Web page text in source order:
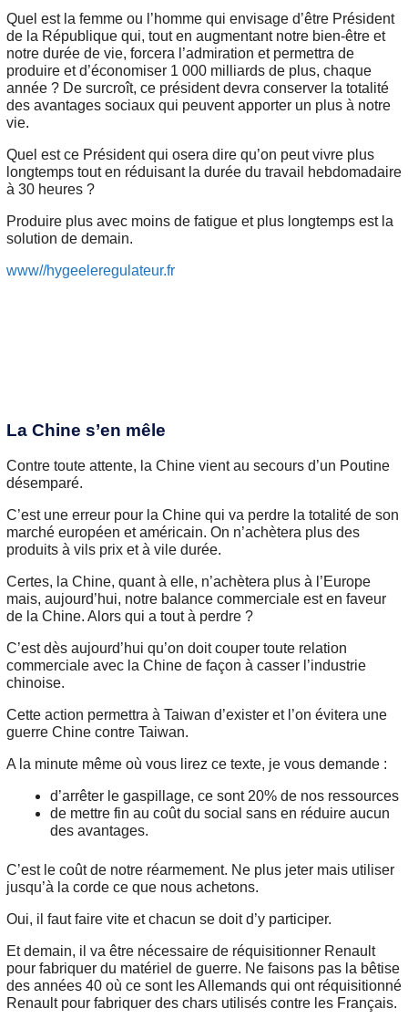
Quel est la femme ou l’homme qui envisage d’être Président
de la République qui, tout en augmentant notre bien-être et
notre durée de vie, forcera l’admiration et permettra de
produire et d’économiser 1 000 milliards de plus, chaque
année ? De surcroît, ce président devra conserver la totalité
des avantages sociaux qui peuvent apporter un plus à notre
vie.
Quel est ce Président qui osera dire qu’on peut vivre plus
longtemps tout en réduisant la durée du travail hebdomadaire
à 30 heures ?
Produire plus avec moins de fatigue et plus longtemps est la
solution de demain.
www//hygeeleregulateur.fr
La Chine s’en mêle
Contre toute attente, la Chine vient au secours d’un Poutine
désemparé.
C’est une erreur pour la Chine qui va perdre la totalité de son
marché européen et américain. On n’achètera plus des
produits à vils prix et à vile durée.
Certes, la Chine, quant à elle, n’achètera plus à l’Europe
mais, aujourd’hui, notre balance commerciale est en faveur
de la Chine. Alors qui a tout à perdre ?
C’est dès aujourd’hui qu’on doit couper toute relation
commerciale avec la Chine de façon à casser l’industrie
chinoise.
Cette action permettra à Taiwan d’exister et l’on évitera une
guerre Chine contre Taiwan.
A la minute même où vous lirez ce texte, je vous demande :
d’arrêter le gaspillage, ce sont 20% de nos ressources
de mettre fin au coût du social sans en réduire aucun
des avantages.
C’est le coût de notre réarmement. Ne plus jeter mais utiliser
jusqu’à la corde ce que nous achetons.
Oui, il faut faire vite et chacun se doit d’y participer.
Et demain, il va être nécessaire de réquisitionner Renault
pour fabriquer du matériel de guerre. Ne faisons pas la bêtise
des années 40 où ce sont les Allemands qui ont réquisitionné
Renault pour fabriquer des chars utilisés contre les Français.